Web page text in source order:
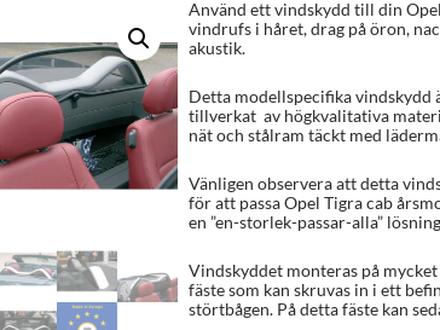
Använd ett vindskydd till din
vindrufs i håret, drag på öron,
akustik.
Detta modellspecifika vindskydd
tillverkat av högkvalitativa
nät och stålram täckt med
Vänligen observera att detta
för att passa Opel Tigra cab
en ”en-storlek-passar-alla”
Vindskyddet monteras på
fäste som kan skruvas in i ett
störtbågen. På detta fäste kan